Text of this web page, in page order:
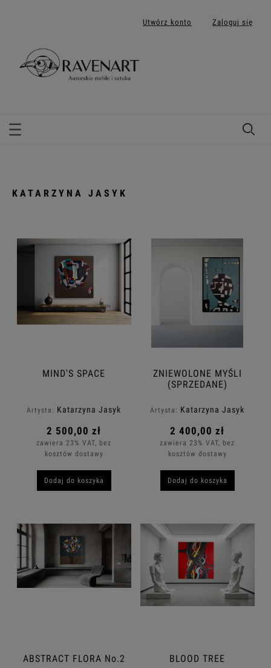
Utwórz konto Zaloguj się
KATARZYNA JASYK
MIND'S SPACE
Artysta: Katarzyna Jasyk
2 500,00 zł
zawiera 23% VAT, bez
kosztów dostawy
Dodaj do koszyka
ZNIEWOLONE MYŚLI
(SPRZEDANE)
Artysta: Katarzyna Jasyk
2 400,00 zł
zawiera 23% VAT, bez
kosztów dostawy
Dodaj do koszyka
ABSTRACT FLORA No.2 BLOOD TREE